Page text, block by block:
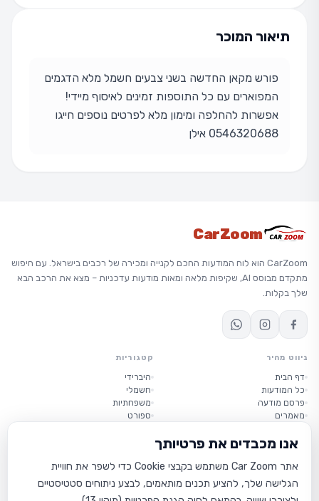
אנו מכבדים את פרטיותך
אתר Car Zoom משתמש בקבצי Cookie כדי לשפר את חוויית
הגלישה שלך, להציע תכנים מותאמים, לבצע ניתוחים סטטיסטיים
תיאור המוכר
פורש מקאן החדשה בשני צבעים חשמל מלא הדגמים
המפוארים עם כל התוספות זמינים לאיסוף מיידי!
אפשרות להחלפה ומימון מלא לפרטים נוספים חייגו
0546320688 אילן
CarZoom
CarZoom הוא לוח המודעות החכם לקנייה ומכירה של רכבים בישראל. עם חיפוש
מתקדם מבוסס AI, שקיפות מלאה ומאות מודעות עדכניות – מצא את הרכב הבא
שלך בקלות.
ניווט מהיר
דף הבית
כל המודעות
פרסם מודעה
מאמרים
קטגוריות
היברידי
חשמלי
משפחתיות
ספורט
מידע
אודות
תנאי שימוש